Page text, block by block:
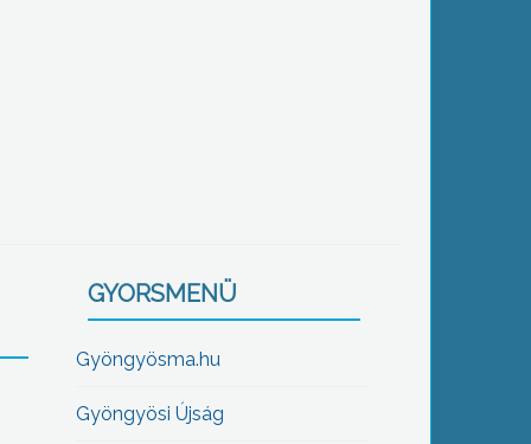
GYORSMENÜ
Gyöngyösma.hu
Gyöngyösi Újság